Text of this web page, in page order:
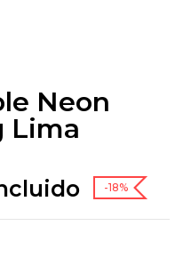
Neon
Lima
-18%